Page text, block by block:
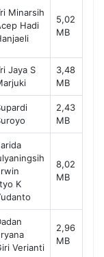
Minarsih
Hadi
5,02
MB
Jaya S
3,48
MB
2,43
MB
K
8,02
MB
Verianti
2,96
MB